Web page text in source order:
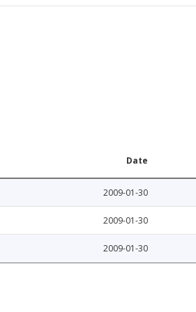
Date
2009-01-30
2009-01-30
2009-01-30